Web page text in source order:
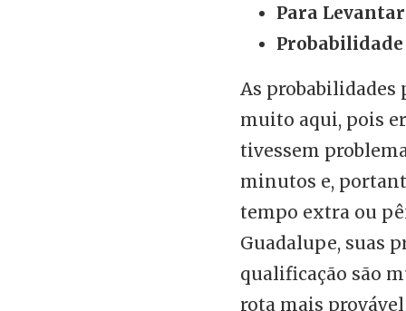
Para
As probabilidades
muito aqui, pois
tivessem
minutos e,
tempo extra ou
Guadalupe, suas
qualificação são
rota mais